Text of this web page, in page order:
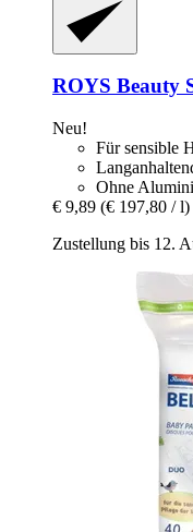
ROYS Beauty
Neu!
Für sensible
Ohne
€ 9,89 (€ 197,80 / l)
Zustellung bis 12.